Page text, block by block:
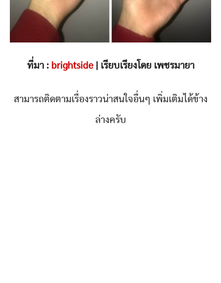
ที่มา : brightside| เรียบเรียงโดย เพชรมายา
สามารถติดตามเรื่องราวน่าสนใจอื่นๆ เพิ่มเติมได้ข้าง
ล่างครับ